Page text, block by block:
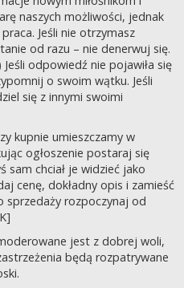
naszych możliwości, jednak
Jeśli nie otrzymasz
od razu – nie denerwuj się.
Jeśli odpowiedź nie pojawiła się
o swoim wątku. Jeśli
się z innymi swoimi
kupnie umieszczamy w
ogłoszenie postaraj się
sam chciał je widzieć jako
cenę, dokładny opis i zamieść
sprzedaży rozpoczynaj od
jest z dobrej woli,
będą rozpatrywane